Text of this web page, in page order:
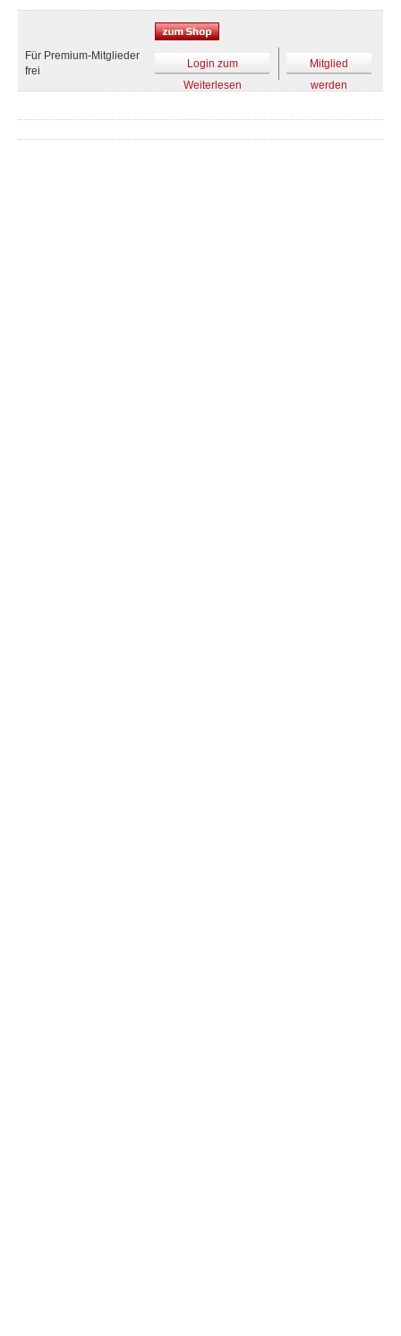
Für Premium-Mitglieder
frei
Login zum
Weiterlesen
Mitglied
werden